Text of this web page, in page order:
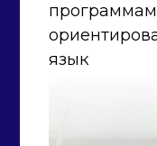
программам
язык